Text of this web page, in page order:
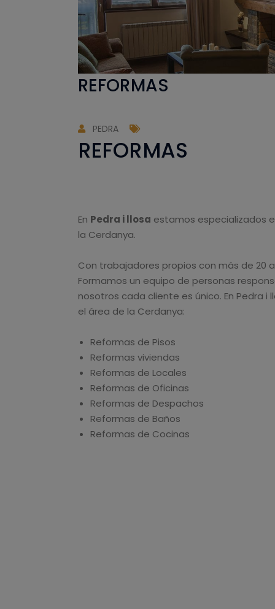
REFORMAS
PEDRA
REFORMAS
En Pedra i llosa estamos especializados
la Cerdanya.
Con trabajadores propios con más de 20
Formamos un equipo de personas
nosotros cada cliente es único. En Pedra
el área de la Cerdanya:
Reformas de Pisos
Reformas viviendas
Reformas de Locales
Reformas de Oficinas
Reformas de Despachos
Reformas de Baños
Reformas de Cocinas